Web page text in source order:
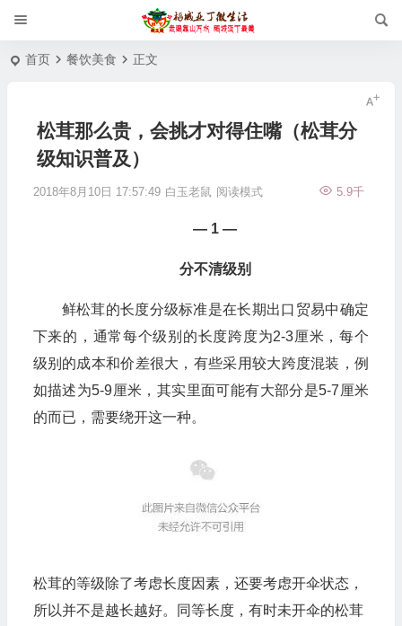
首页 餐饮美食 正文
松茸那么贵，会挑才对得住嘴（松茸分
级知识普及）
2018年8月10日 17:57:49 白玉老鼠 5.9千
阅读模式
— 1 —
分不清级别
鲜松茸的长度分级标准是在长期出口贸易中确定
下来的，通常每个级别的长度跨度为2-3厘米，每个
级别的成本和价差很大，有些采用较大跨度混装，例
如描述为5-9厘米，其实里面可能有大部分是5-7厘米
的而已，需要绕开这一种。
松茸的等级除了考虑长度因素，还要考虑开伞状态，
所以并不是越长越好。同等长度，有时未开伞的松茸